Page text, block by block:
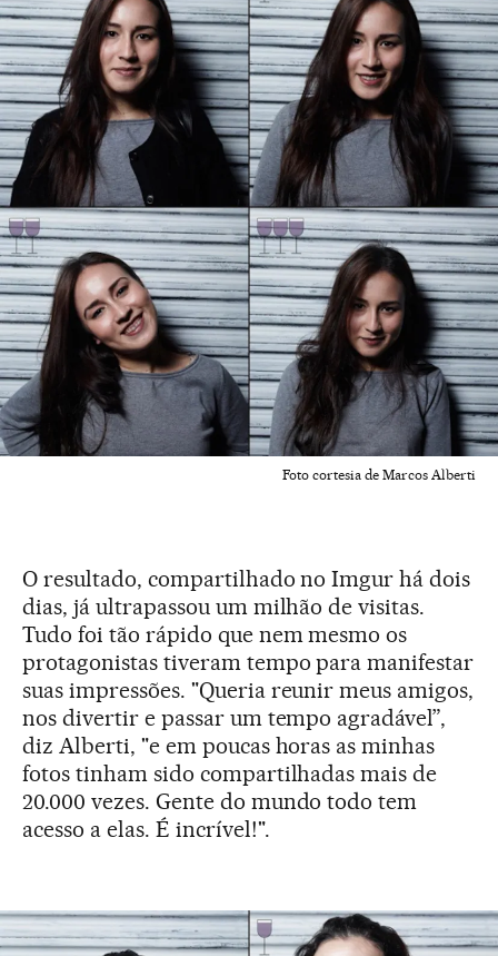
Foto cortesia de Marcos Alberti
O resultado, compartilhado no Imgur há dois
dias, já ultrapassou um milhão de visitas.
Tudo foi tão rápido que nem mesmo os
protagonistas tiveram tempo para manifestar
suas impressões. "Queria reunir meus amigos,
nos divertir e passar um tempo agradável”,
diz Alberti, "e em poucas horas as minhas
fotos tinham sido compartilhadas mais de
20.000 vezes. Gente do mundo todo tem
acesso a elas. É incrível!".